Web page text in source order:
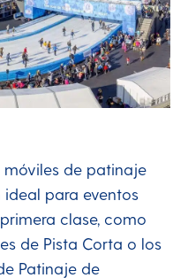
móviles de patinaje
ideal para eventos
clase, como
de Pista Corta o los
Patinaje de